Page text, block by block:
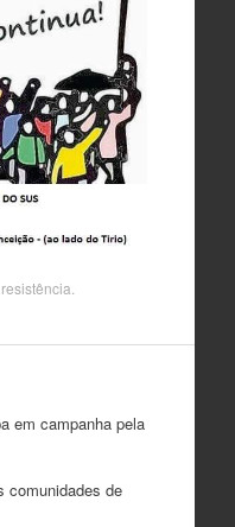
resistência.
em campanha pela
comunidades de